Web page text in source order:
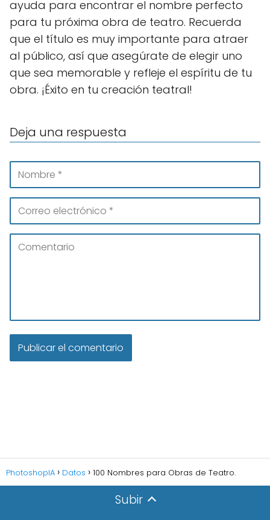
ayuda para encontrar el nombre perfecto
para tu próxima obra de teatro. Recuerda
que el título es muy importante para atraer
al público, así que asegúrate de elegir uno
que sea memorable y refleje el espíritu de tu
obra. ¡Éxito en tu creación teatral!
Deja una respuesta
PhotoshopIA Datos 100 Nombres para Obras de Teatro.
Subir